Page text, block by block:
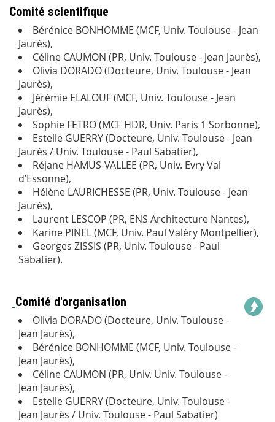
Comité scientifique
Bérénice BONHOMME (MCF, Univ. Toulouse - Jean
Jaurès),
Céline CAUMON (PR, Univ. Toulouse - Jean Jaurès),
Olivia DORADO (Docteure, Univ. Toulouse - Jean
Jaurès),
Jérémie ELALOUF (MCF, Univ. Toulouse - Jean
Jaurès),
Sophie FETRO (MCF HDR, Univ. Paris 1 Sorbonne),
Estelle GUERRY (Docteure, Univ. Toulouse - Jean
Jaurès / Univ. Toulouse - Paul Sabatier),
Réjane HAMUS-VALLEE (PR, Univ. Evry Val
d’Essonne),
Hélène LAURICHESSE (PR, Univ. Toulouse - Jean
Jaurès),
Laurent LESCOP (PR, ENS Architecture Nantes),
Karine PINEL (MCF, Univ. Paul Valéry Montpellier),
Georges ZISSIS (PR, Univ. Toulouse - Paul
Sabatier).
Comité d'organisation
Olivia DORADO (Docteure, Univ. Toulouse -
Jean Jaurès),
Bérénice BONHOMME (MCF, Univ. Toulouse -
Jean Jaurès),
Céline CAUMON (PR, Univ. Univ. Toulouse -
Jean Jaurès),
Estelle GUERRY (Docteure, Univ. Toulouse -
Jean Jaurès / Univ. Toulouse - Paul Sabatier)